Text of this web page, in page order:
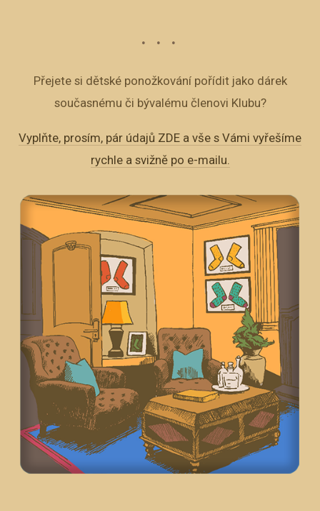
Přejete si dětské ponožkování pořídit jako dárek
současnému či bývalému členovi Klubu?
Vyplňte, prosím, pár údajů ZDE a vše s Vámi vyřešíme
rychle a svižně po e-mailu.